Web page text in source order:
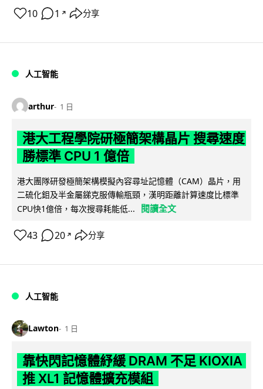
10 1 ↗ 分享
人工智能
arthur 1 日
港大工程學院研極簡架構晶片 搜尋速度
勝標準 CPU 1 億倍
港大團隊研發極簡架構模擬內容尋址記憶體（CAM）晶片，用
二硫化鉬及半金屬銻克服傳輸瓶頸，漢明距離計算速度比標準
CPU快1億倍，每次搜尋耗能低...
閱讀全文
43 20 ↗ 分享
人工智能
Lawton 1 日
靠快閃記憶體紓緩 DRAM 不足 KIOXIA
推 XL1 記憶體擴充模組